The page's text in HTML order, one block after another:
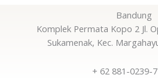
Bandung
Komplek Permata Kopo 2 Jl.
Sukamenak, Kec.
+ 62 881-0239-